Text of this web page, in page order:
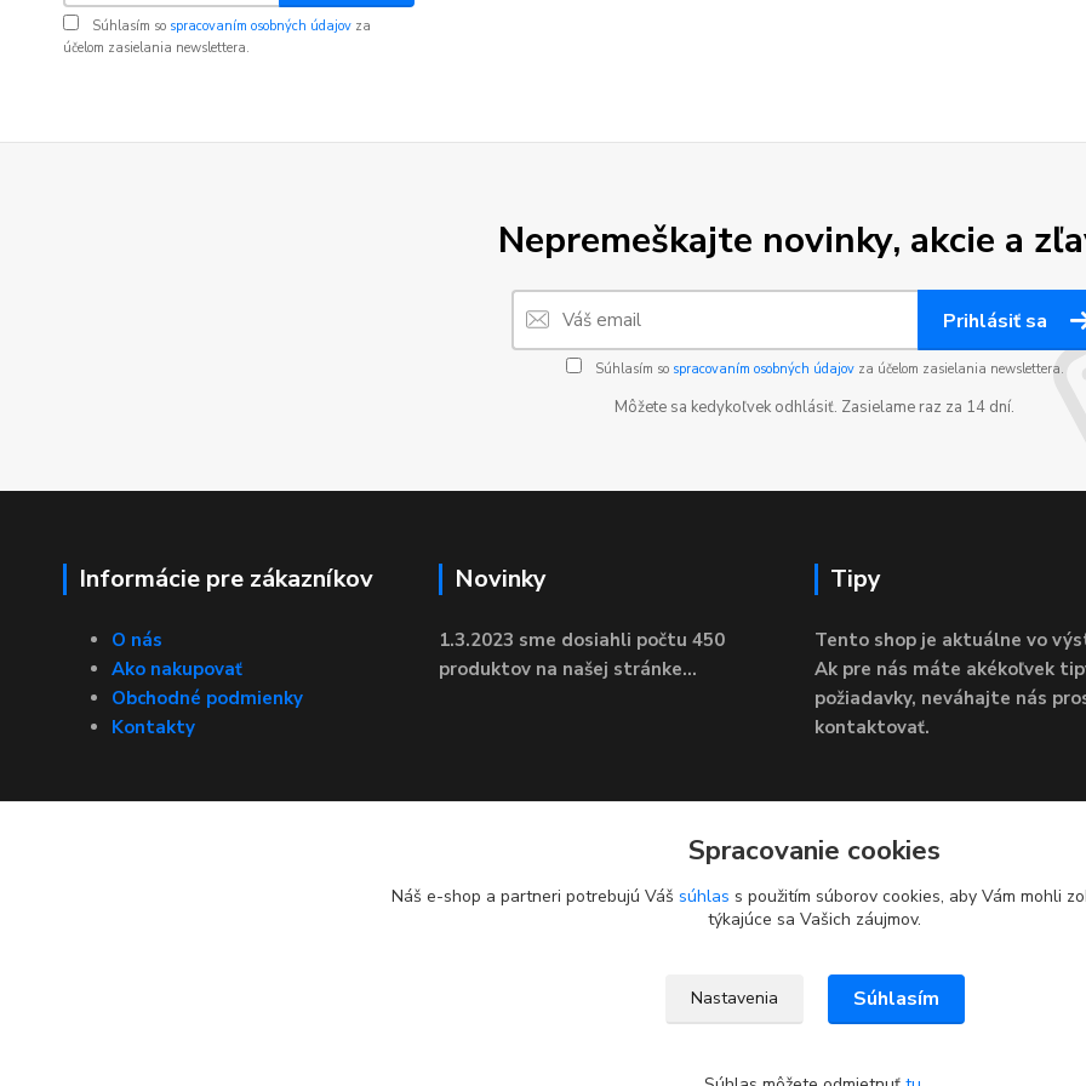
Súhlasím so spracovaním osobných údajov za
účelom zasielania newslettera.
Nepremeškajte novinky, akcie a
Prihlásiť sa
Súhlasím so spracovaním osobných údajovza účelom zasielania newslettera.
Môžete sa kedykoľvek odhlásiť. Zasielame raz za 14 dní.
Informácie pre zákazníkov
O nás
Ako nakupovať
Obchodné podmienky
Kontakty
Novinky
1.3.2023 sme dosiahli počtu 450
produktov na našej stránke...
Tipy
Tento shop je aktuálne vo
Ak pre nás máte akékoľvek
požiadavky, neváhajte nás
kontaktovať.
Spracovanie cookies
Náš e-shop a partneri potrebujú Váš súhlas s použitím súborov cookies, aby Vám mohli
týkajúce sa Vašich záujmov.
Nastavenia Súhlasím